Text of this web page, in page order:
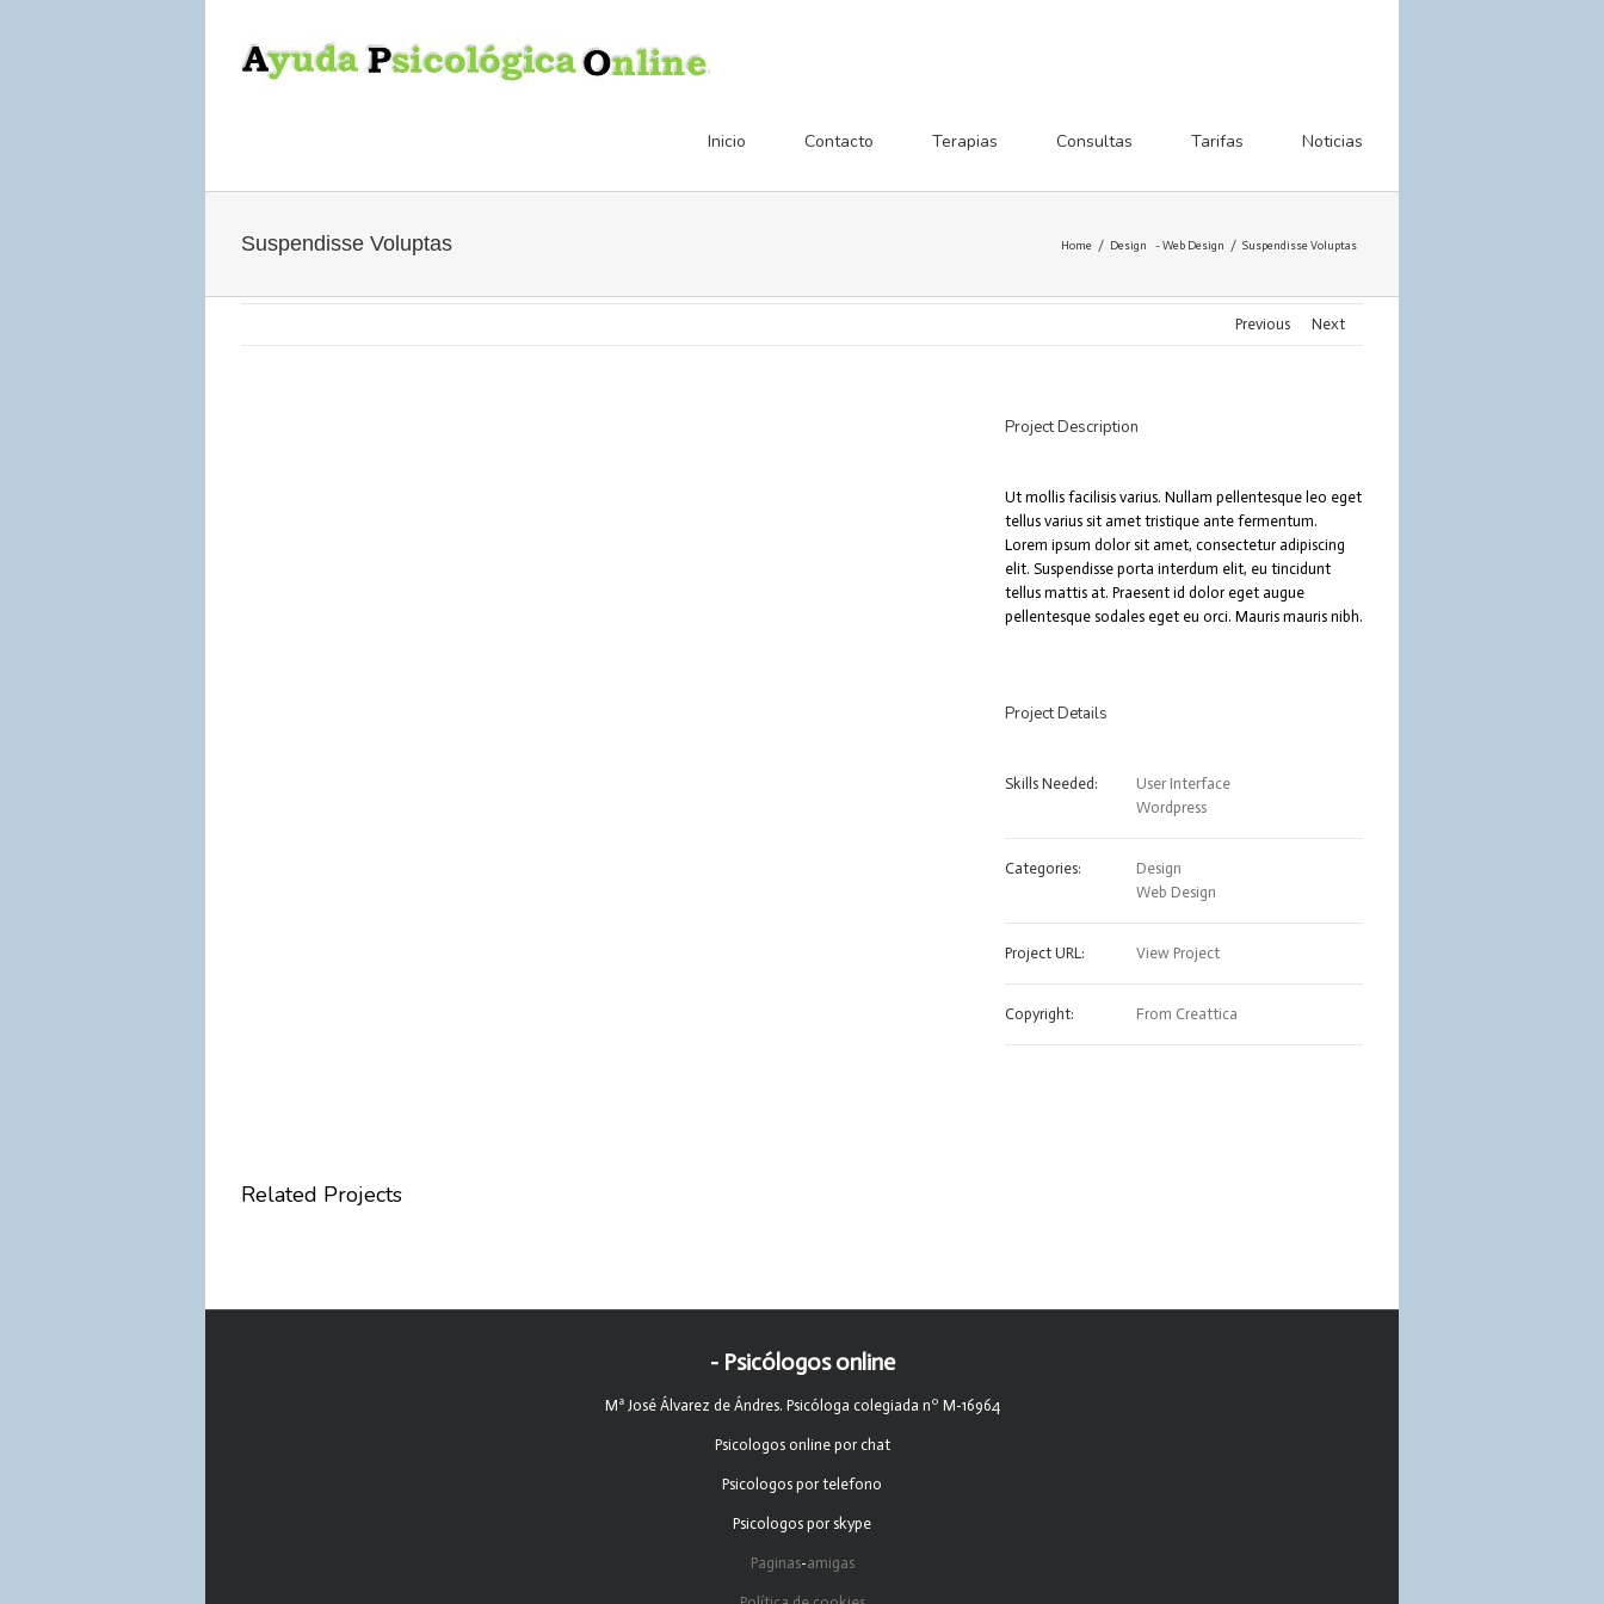
Inicio Contacto Terapias Consultas Tarifas Noticias
Suspendisse Voluptas Home Design -Web Design Suspendisse Voluptas
Previous Next
Project Description
Ut mollis facilisis varius. Nullam pellentesque leo eget
tellus varius sit amet tristique ante fermentum.
Lorem ipsum dolor sit amet, consectetur adipiscing
elit. Suspendisse porta interdum elit, eu tincidunt
tellus mattis at. Praesent id dolor eget augue
pellentesque sodales eget eu orci. Mauris mauris nibh.
Project Details
Skills Needed:
User Interface
Wordpress
Categories:
Design
Web Design
Project URL: View Project
Copyright: From Creattica
Related Projects
- Psicólogos online
Mª José Álvarez de Ándres. Psicóloga colegiada nº M-16964
Psicologos online por chat
Psicologos por telefono
Psicologos por skype
Paginas-amigas